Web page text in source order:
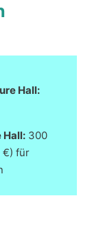
Hall:
Hall: 300
€) für